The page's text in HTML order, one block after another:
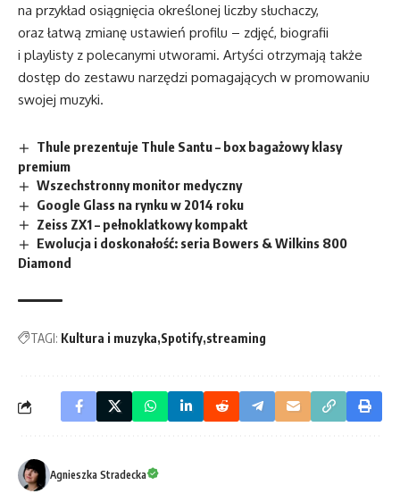
na przykład osiągnięcia określonej liczby słuchaczy,
oraz łatwą zmianę ustawień profilu – zdjęć, biografii
i playlisty z polecanymi utworami. Artyści otrzymają także
dostęp do zestawu narzędzi pomagających w promowaniu
swojej muzyki.
Thule prezentuje Thule Santu – box bagażowy klasy
premium
Wszechstronny monitor medyczny
Google Glass na rynku w 2014 roku
Zeiss ZX1 – pełnoklatkowy kompakt
Ewolucja i doskonałość: seria Bowers & Wilkins 800
Diamond
TAGI: Kultura i muzyka Spotify streaming
Agnieszka Stradecka